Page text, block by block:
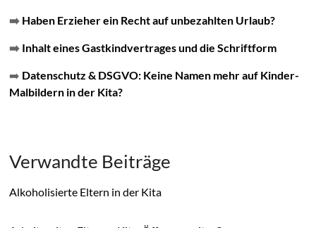
➡️ Haben Erzieher ein Recht auf unbezahlten Urlaub?
➡️ Inhalt eines Gastkindvertrages und die Schriftform
➡️ Datenschutz & DSGVO: Keine Namen mehr auf Kinder-
Malbildern in der Kita?
Verwandte Beiträge
Alkoholisierte Eltern in der Kita